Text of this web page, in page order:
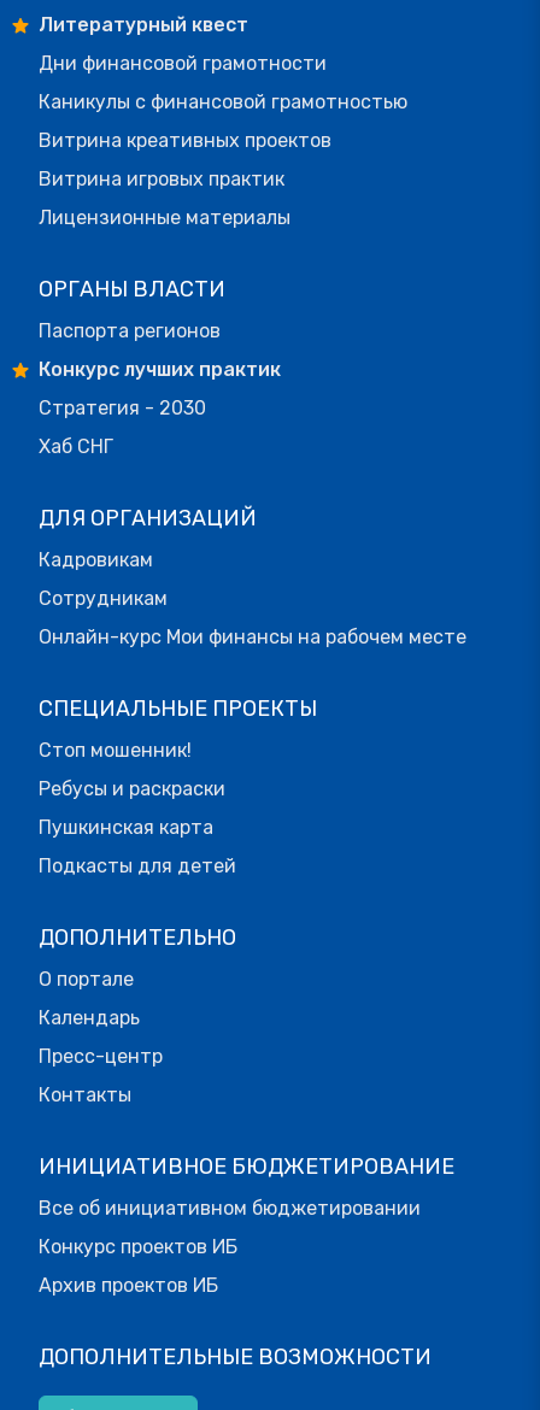
Литературный квест
Дни финансовой грамотности
Каникулы с финансовой грамотностью
Витрина креативных проектов
Витрина игровых практик
Лицензионные материалы
ОРГАНЫ ВЛАСТИ
Паспорта регионов
Конкурс лучших практик
Стратегия - 2030
Хаб СНГ
ДЛЯ ОРГАНИЗАЦИЙ
Кадровикам
Сотрудникам
Онлайн-курс Мои финансы на рабочем месте
СПЕЦИАЛЬНЫЕ ПРОЕКТЫ
Стоп мошенник!
Ребусы и раскраски
Пушкинская карта
Подкасты для детей
ДОПОЛНИТЕЛЬНО
О портале
Календарь
Пресс-центр
Контакты
ИНИЦИАТИВНОЕ БЮДЖЕТИРОВАНИЕ
Все об инициативном бюджетировании
Конкурс проектов ИБ
Архив проектов ИБ
ДОПОЛНИТЕЛЬНЫЕ ВОЗМОЖНОСТИ